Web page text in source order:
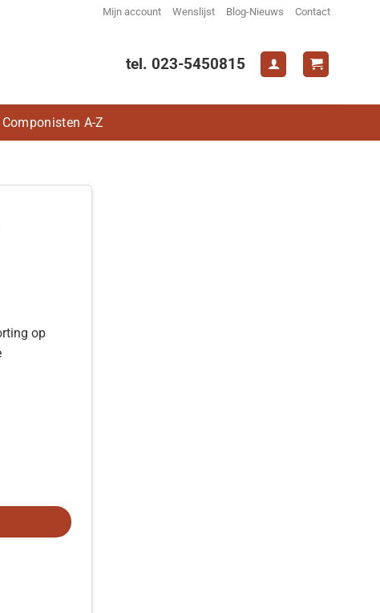
Mijn account Wenslijst Blog-Nieuws Contact
tel. 023-5450815
Componisten A-Z
op